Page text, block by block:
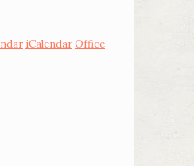
iCalendarOffice